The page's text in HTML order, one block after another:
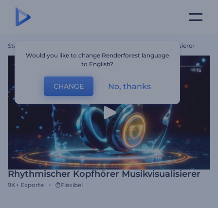
Startseite Rhythmischer Kopfhörer Musikvisualisierer
Rhythmischer Kopfhörer Musikvisualisierer
9K+ Exporte Flexibel
Would you like to change Renderforest language
to English?
CHANGE No, thanks